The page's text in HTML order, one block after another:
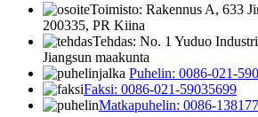
Toimisto: Rakennus A, 633
200335, PR Kiina
Tehdas: No. 1 Yuduo
Jiangsun maakunta
Puhelin: 0086-021-
Faksi: 0086-021-59035699
Matkapuhelin: 0086-